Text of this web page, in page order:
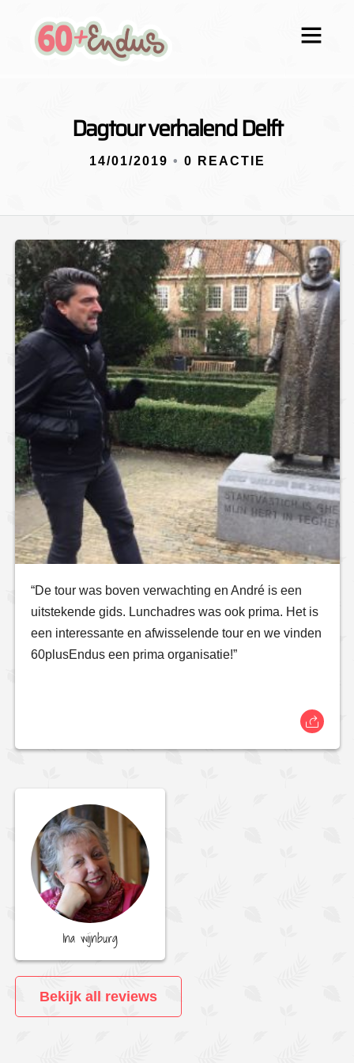
Dagtour verhalend Delft
14/01/2019 • 0 REACTIE
“De tour was boven verwachting en André is een
uitstekende gids. Lunchadres was ook prima. Het is
een interessante en afwisselende tour en we vinden
60plusEndus een prima organisatie!”
Ina wijnburg
Bekijk all reviews